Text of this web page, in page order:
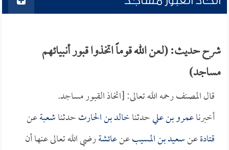
شرح حديث: (لعن الله قوماً اتخذوا قبور أنبيائهم
مساجد)
قال المصنف رحمه الله تعالى: [اتخاذ القبور مساجد.
أخبرناعمرو بن عليحدثناخالد بن الحارثحدثناشعبةعن
قتادةعنسعيد بن المسيبعنعائشةرضي الله تعالى عنها أن